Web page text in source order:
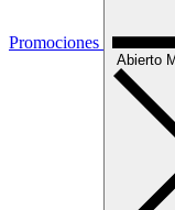
Promociones
Abierto